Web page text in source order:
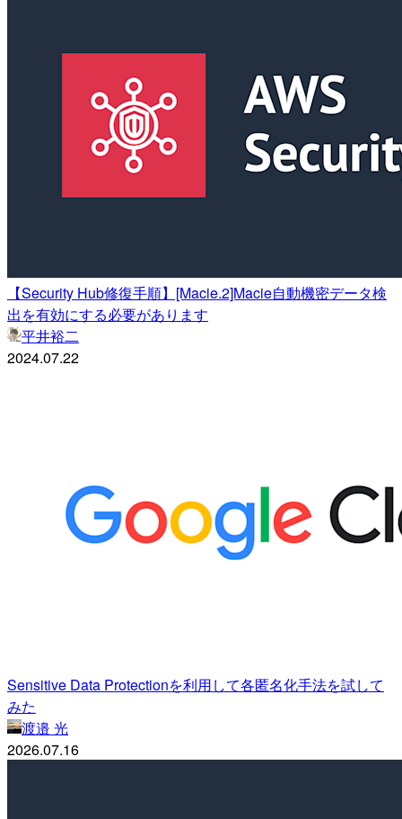
【Security Hub修復手順】[Macie.2]Macie自動機密データ検
出を有効にする必要があります
平井裕二
2024.07.22
Sensitive Data Protectionを利用して各匿名化手法を試して
みた
渡邉 光
2026.07.16